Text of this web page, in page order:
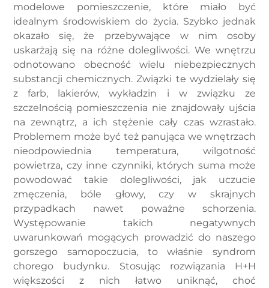
modelowe pomieszczenie, które miało być
idealnym środowiskiem do życia. Szybko jednak
okazało się, że przebywające w nim osoby
uskarżają się na różne dolegliwości. We wnętrzu
odnotowano obecność wielu niebezpiecznych
substancji chemicznych. Związki te wydzielały się
z farb, lakierów, wykładzin i w związku ze
szczelnością pomieszczenia nie znajdowały ujścia
na zewnątrz, a ich stężenie cały czas wzrastało.
Problemem może być też panująca we wnętrzach
nieodpowiednia temperatura, wilgotność
powietrza, czy inne czynniki, których suma może
powodować takie dolegliwości, jak uczucie
zmęczenia, bóle głowy, czy w skrajnych
przypadkach nawet poważne schorzenia.
Występowanie takich negatywnych
uwarunkowań mogących prowadzić do naszego
gorszego samopoczucia, to właśnie syndrom
chorego budynku. Stosując rozwiązania H+H
większości z nich łatwo uniknąć, choć